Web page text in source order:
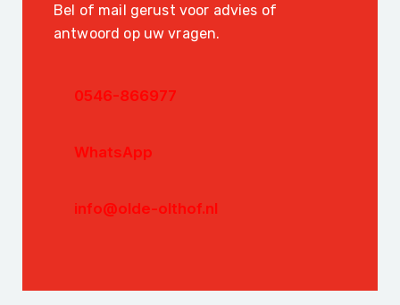
Bel of mail gerust voor advies of
antwoord op uw vragen.
0546-866977
WhatsApp
info@olde-olthof.nl